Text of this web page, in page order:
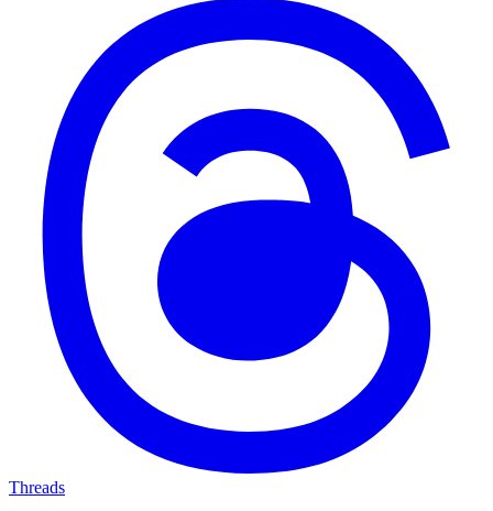
Threads